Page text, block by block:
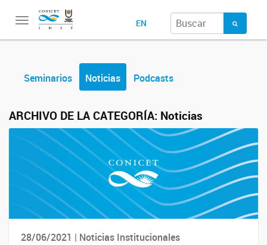
Toggle
EN
Seminarios Noticias Podcasts
ARCHIVO DE LA CATEGORÍA: Noticias
28/06/2021 | Noticias Institucionales